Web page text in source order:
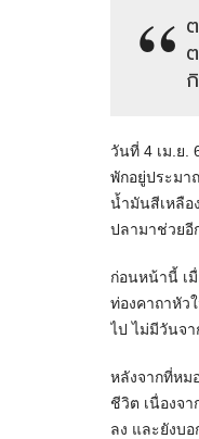
วันที่ 4 เม.ย.
พักอยู่ประมา
น้ำมันสีเหลือ
ปลามาช่วยอี
ก่อนหน้านี้ เ
ท่องคาถาหัว
ไป ไม่มีวันจ
หลังจากที่หม
ชีวิต เนื่องจ
ลง และยังบ